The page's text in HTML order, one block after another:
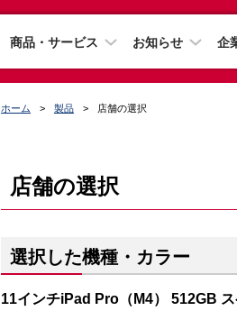
商品・サービス お知らせ 企
ホーム 製品 店舗の選択
店舗の選択
選択した機種・カラー
11インチiPad Pro（M4） 512GB